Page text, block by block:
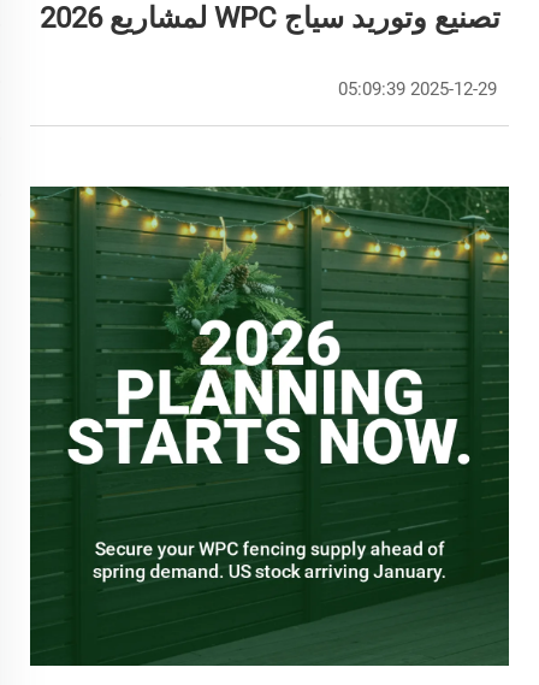
تصنيع وتوريد سياج WPC لمشاريع 2026
2025-12-29 05:09:39